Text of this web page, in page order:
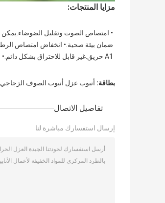
مزايا المنتجات:
A1 حريق.غير قابل للاحتراق بشكل دائم.• مقاومة قوية للقذف والتأثير.
بطاقة: أنبوب عزل أنبوب الصوف الزجاجي
تفاصيل الاتصال
إرسال استفسارك مباشرة لنا